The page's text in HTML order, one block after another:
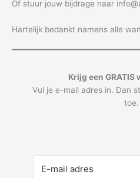
Of stuur jouw bijdrage naar
Hartelijk bedankt namens alle
Krijg een GRATIS
Vul je e-mail adres in. Dan
toe.